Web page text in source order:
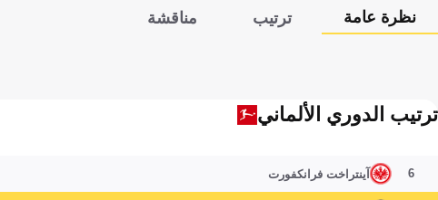
نظرة عامة ترتيب مناقشة
ترتيب الدوري الألماني
6 آينتراخت فرانكفورت